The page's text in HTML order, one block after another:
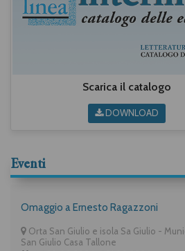
Scarica il catalogo
DOWNLOAD
Eventi
Omaggio a Ernesto Ragazzoni
Orta San Giulio e isola Sa Giulio -
San Giulio Casa Tallone